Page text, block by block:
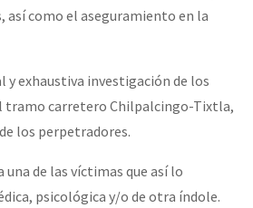
así como el aseguramiento en la
y exhaustiva investigación de los
tramo carretero Chilpalcingo-Tixtla,
los perpetradores.
una de las víctimas que así lo
psicológica y/o de otra índole.